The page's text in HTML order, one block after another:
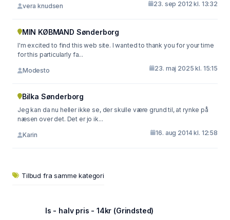
vera knudsen 23. sep 2012 kl. 13:32
MIN KØBMAND Sønderborg
I'm excited to find this web site. I wanted to thank you for your time
for this particularly fa...
Modesto 23. maj 2025 kl. 15:15
Bilka Sønderborg
Jeg kan da nu heller ikke se, der skulle være grund til, at rynke på
næsen over det. Det er jo ik...
Karin 16. aug 2014 kl. 12:58
Tilbud fra samme kategori
Is - halv pris - 14kr (Grindsted)